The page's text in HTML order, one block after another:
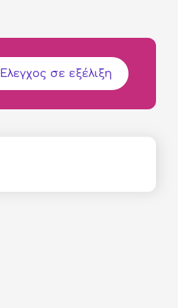
Έλεγχος σε εξέλιξη